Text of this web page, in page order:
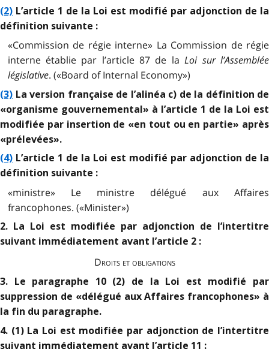
(2) L’article 1 de la Loi est modifié par adjonction de la
définition suivante :
«Commission de régie interne» La Commission de régie
interne établie par l’article 87 de laLoi sur l’Assemblée
législative. («Board of Internal Economy»)
(3) La version française de l’alinéa c) de la définition de
«organisme gouvernemental» à l’article 1 de la Loi est
modifiée par insertion de «en tout ou en partie» après
«prélevées».
(4) L’article 1 de la Loi est modifié par adjonction de la
définition suivante :
«ministre» Le ministre délégué aux Affaires
francophones. («Minister»)
2. La Loi est modifiée par adjonction de l’intertitre
suivant immédiatement avant l’article 2 :
Droits et obligations
3. Le paragraphe 10 (2) de la Loi est modifié par
suppression de «délégué aux Affaires francophones» à
la fin du paragraphe.
4. (1) La Loi est modifiée par adjonction de l’intertitre
suivant immédiatement avant l’article 11 :